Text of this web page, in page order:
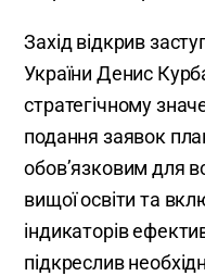
Захід відкрив
України Денис
стратегічному
подання заявок
обов’язковим для
вищої освіти та
індикаторів
підкреслив